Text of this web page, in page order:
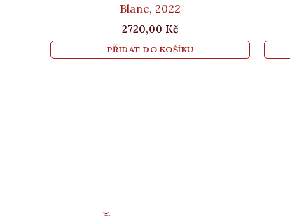
Blanc, 2022
2720,00 Kč
PŘIDAT DO KOŠÍKU